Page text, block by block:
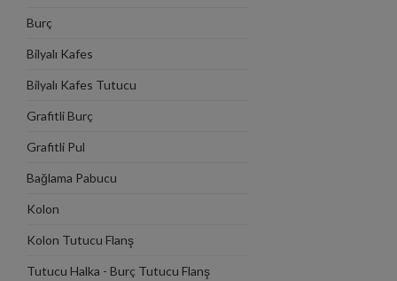
Burç
Bilyalı Kafes
Bilyalı Kafes Tutucu
Grafitli Burç
Grafitli Pul
Bağlama Pabucu
Kolon
Kolon Tutucu Flanş
Tutucu Halka - Burç Tutucu Flanş